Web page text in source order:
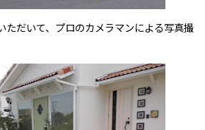
ただいて、プロのカメラマンによる写真撮